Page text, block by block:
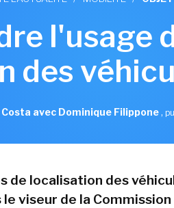
l'usage
des
avec Dominique Filippone,
de localisation des
viseur de la